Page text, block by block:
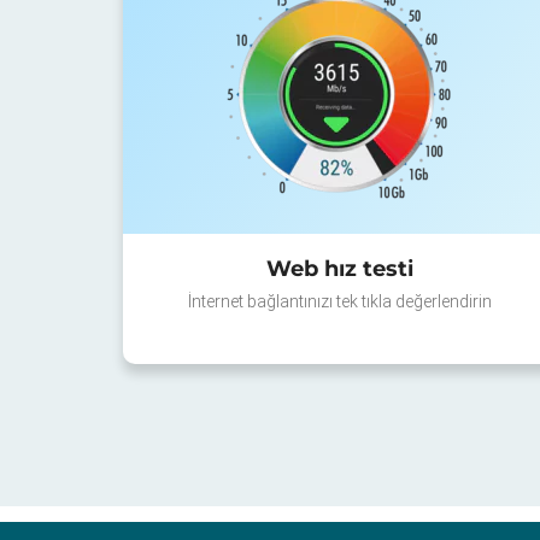
Web hız testi
İnternet bağlantınızı tek tıkla değerlendirin